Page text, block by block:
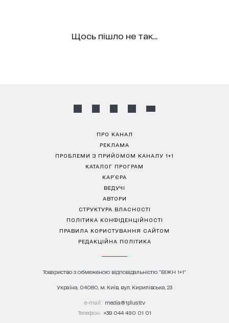
Щось пішло не так...
ПРО КАНАЛ
РЕКЛАМА
ПРОБЛЕМИ З ПРИЙОМОМ КАНАЛУ 1+1
КАТАЛОГ ПРОГРАМ
КАР’ЄРА
ВЕДУЧІ
АВТОРИ
СТРУКТУРА ВЛАСНОСТІ
ПОЛІТИКА КОНФІДЕНЦІЙНОСТІ
ПРАВИЛА КОРИСТУВАННЯ САЙТОМ
РЕДАКЦІЙНА ПОЛІТИКА
Товариство з обмеженою відповідальністю "ВІЖН 1+1"
Україна, 04080, м. Київ, вул. Кирилівська, 23
е-mail: media@1plus1.tv
Телефон: +38 044 490 01 01